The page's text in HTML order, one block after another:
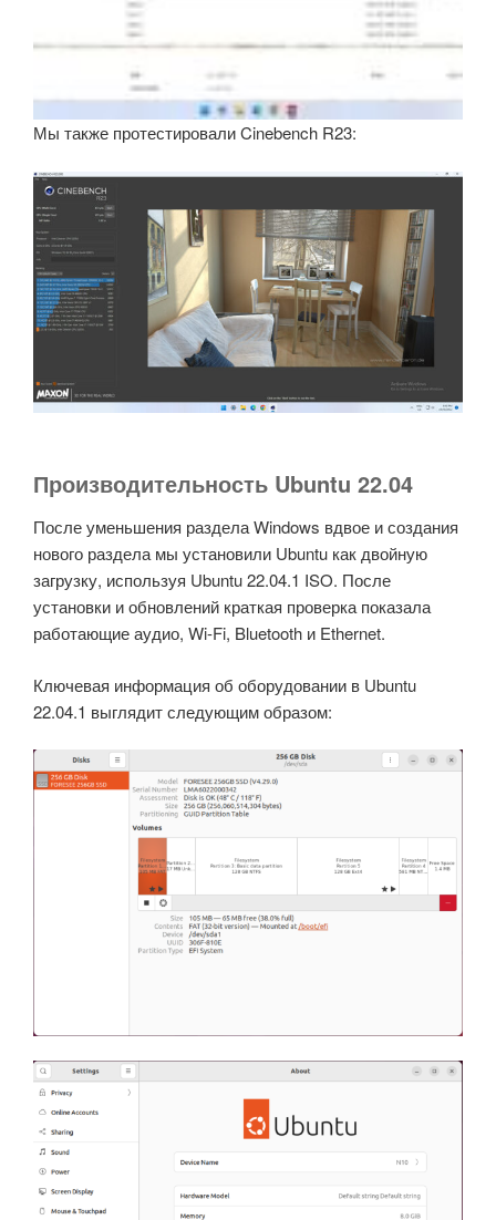
Мы также протестировали Cinebench R23:
Производительность Ubuntu 22.04
После уменьшения раздела Windows вдвое и создания
нового раздела мы установили Ubuntu как двойную
загрузку, используя Ubuntu 22.04.1 ISO. После
установки и обновлений краткая проверка показала
работающие аудио, Wi-Fi, Bluetooth и Ethernet.
Ключевая информация об оборудовании в Ubuntu
22.04.1 выглядит следующим образом: